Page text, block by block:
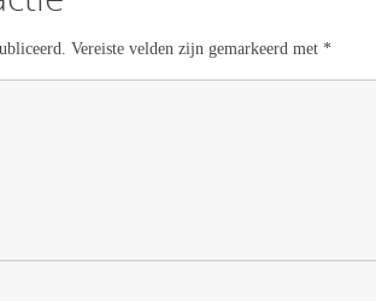
Vereiste velden zijn gemarkeerd met *